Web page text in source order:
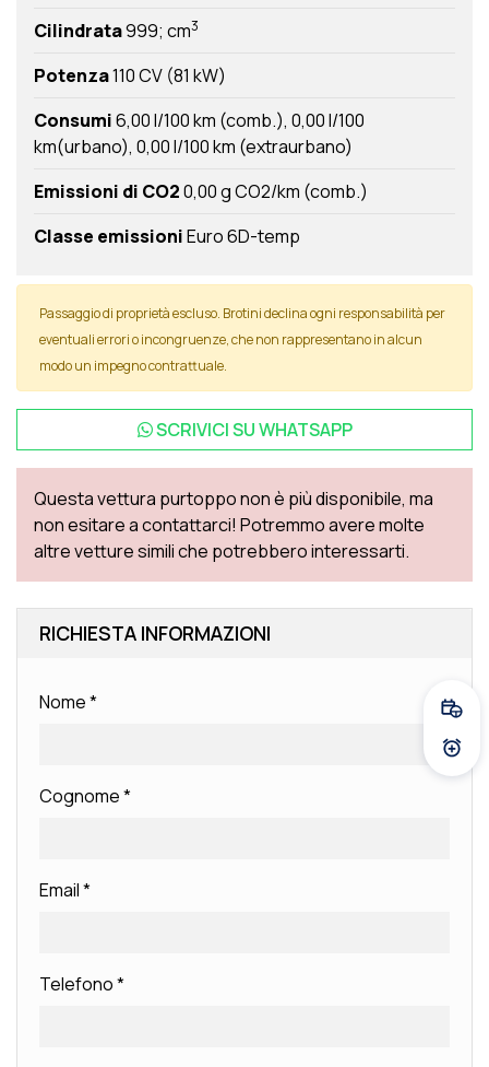
Cilindrata999; cm3
Potenza110 CV (81 kW)
Consumi6,00 l/100 km (comb.) 0,00 l/100
km(urbano) 0,00 l/100 km (extraurbano)
Emissioni di CO20,00 g CO2/km (comb.)
Classe emissioniEuro 6D-temp
Passaggio di proprietà escluso. Brotini declina ogni responsabilità per
eventuali errori o incongruenze, che non rappresentano in alcun
modo un impegno contrattuale.
SCRIVICI SUWHATSAPP
Questa vettura purtoppo non è più disponibile, ma
non esitare a contattarci! Potremmo avere molte
altre vetture simili che potrebbero interessarti.
RICHIESTA INFORMAZIONI
Nome*
Cognome*
Email*
Telefono*